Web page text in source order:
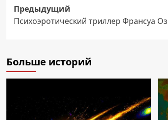
Навигация
записи
Предыдущий
Психоэротический триллер Франсуа
Больше историй